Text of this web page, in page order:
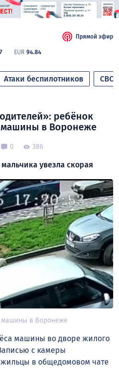
EUR 94.84
Прямой эфир
Атаки беспилотников СВО
ребёнок
машины в Воронеже
0 386
увезла скорая
машины в Воронеже
машины во дворе жилого
с камеры
в общедомовом чате